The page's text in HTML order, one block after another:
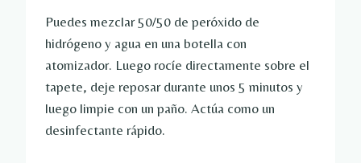
Puedes mezclar 50/50 de peróxido de
hidrógeno y agua en una botella con
atomizador. Luego rocíe directamente sobre el
tapete, deje reposar durante unos 5 minutos y
luego limpie con un paño. Actúa como un
desinfectante rápido.